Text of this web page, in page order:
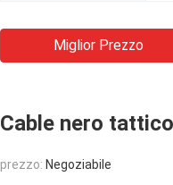
Miglior Prezzo
Cable nero
prezzo: Negoziabile